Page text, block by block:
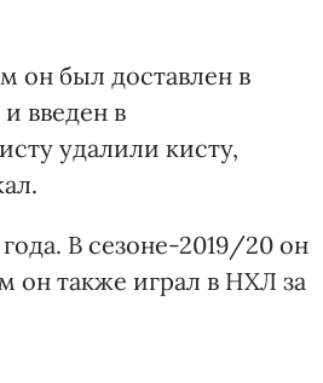
он был доставлен в
введен в
удалили кисту,
В сезоне-2019/20 он
он также играл в НХЛ за